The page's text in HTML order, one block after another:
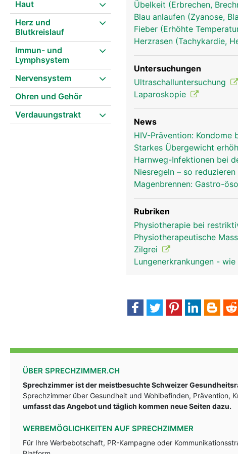
Haut
Herz und
Blutkreislauf
Immun- und
Lymphsystem
Nervensystem
Ohren und Gehör
Verdauungstrakt
Übelkeit (Erbrechen,
Blau anlaufen (Zyanose,
Fieber (Erhöhte
Herzrasen (Tachykardie,
Untersuchungen
Ultraschalluntersuchung
Laparoskopie
News
HIV-Prävention: Kondome
Starkes Übergewicht
Harnweg-Infektionen bei
Niesregeln – so
Magenbrennen: Gastro-
Rubriken
Physiotherapie bei
Physiotherapeutische
Zilgrei
Lungenerkrankungen -
ÜBER SPRECHZIMMER.CH
Sprechzimmer ist der meistbesuchte Schweizer
Sprechzimmer über Gesundheit und Wohlbefinden, Prävention,
umfasst das Angebot und täglich kommen neue Seiten dazu.
WERBEMÖGLICHKEITEN AUF SPRECHZIMMER
Für Ihre Werbebotschaft, PR-Kampagne oder